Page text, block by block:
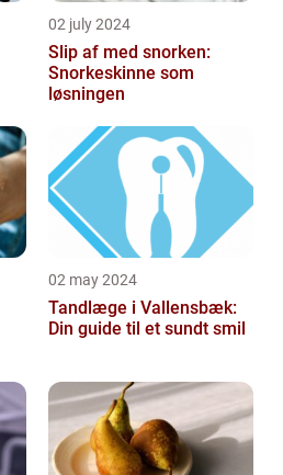
02 july 2024
Slip af med snorken:
Snorkeskinne som
løsningen
02 may 2024
Tandlæge i Vallensbæk:
Din guide til et sundt smil